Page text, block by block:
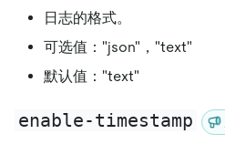
日志的格式。
可选值："json"，"text"
默认值："text"
enable-timestamp